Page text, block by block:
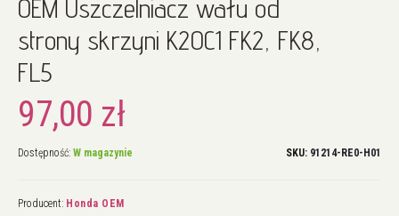
początek
galerii
OEM Uszczelniacz wału od
strony skrzyni K20C1 FK2, FK8,
FL5
97,00 zł
Dostępność: W magazynie SKU 91214-RE0-H01
Producent: Honda OEM